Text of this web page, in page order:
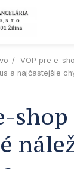
/
VOP pre e-
a najčastejšie
shop